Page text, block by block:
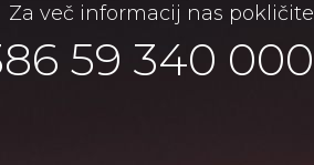
Za več informacij nas pokličite
59 340 000